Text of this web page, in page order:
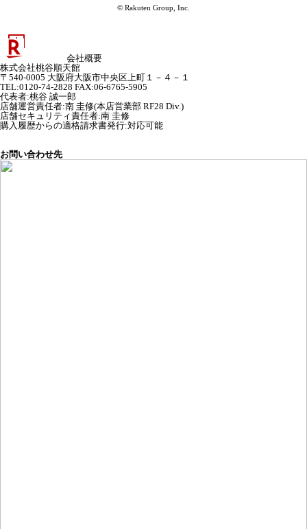
© Rakuten Group, Inc.
会社概要
株式会社桃谷順天館
〒540-0005 大阪府大阪市中央区上町１－４－１
TEL:0120-74-2828 FAX:06-6765-5905
代表者:桃谷 誠一郎
店舗運営責任者:南 圭修(本店営業部 RF28 Div.)
店舗セキュリティ責任者:南 圭修
購入履歴からの適格請求書発行:対応可能
お問い合わせ先